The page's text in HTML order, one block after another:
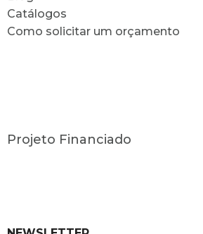
Catálogos
Como solicitar um orçamento
Projeto Financiado